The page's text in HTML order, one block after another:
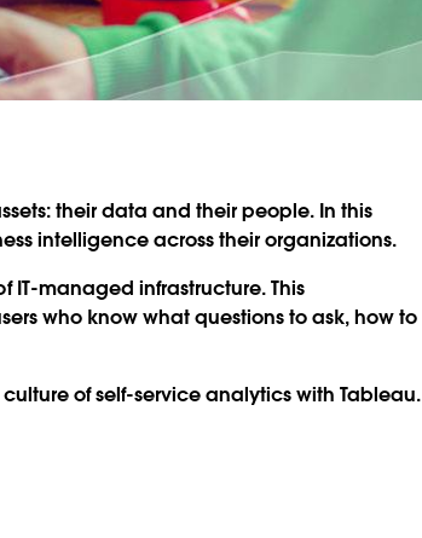
their data and their people. In this
intelligence across their organizations.
managed infrastructure. This
who know what questions to ask, how to
of self-service analytics with Tableau.